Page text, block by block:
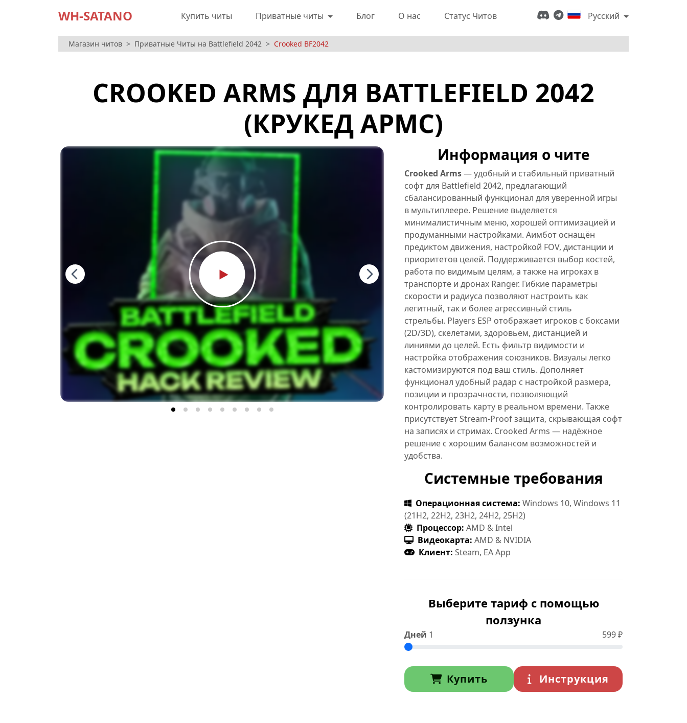
WH-SATANO Купить читы Приватные читы Блог О нас Статус Читов Русский
Магазин читов Приватные Читы на Battlefield 2042 Crooked BF2042
CROOKED ARMS ДЛЯ BATTLEFIELD 2042
(КРУКЕД АРМС)
Информация о чите
Crooked Arms— удобный и стабильный приватный
софт для Battlefield 2042, предлагающий
сбалансированный функционал для уверенной игры
в мультиплеере. Решение выделяется
минималистичным меню, хорошей оптимизацией и
продуманными настройками. Аимбот оснащён
предиктом движения, настройкой FOV, дистанции и
приоритетов целей. Поддерживается выбор костей,
работа по видимым целям, а также на игроках в
транспорте и дронах Ranger. Гибкие параметры
скорости и радиуса позволяют настроить как
легитный, так и более агрессивный стиль
стрельбы. Players ESP отображает игроков с боксами
(2D/3D), скелетами, здоровьем, дистанцией и
линиями до целей. Есть фильтр видимости и
настройка отображения союзников. Визуалы легко
кастомизируются под ваш стиль. Дополняет
функционал удобный радар с настройкой размера,
позиции и прозрачности, позволяющий
контролировать карту в реальном времени. Также
присутствует Stream-Proof защита, скрывающая софт
на записях и стримах. Crooked Arms — надёжное
решение с хорошим балансом возможностей и
удобства.
Системные требования
Операционная система: Windows 10, Windows 11
(21H2, 22H2, 23H2, 24H2, 25H2)
Процессор: AMD & Intel
Видеокарта: AMD & NVIDIA
Клиент: Steam, EA App
Выберите тариф с помощью
ползунка
Дней 1 599₽
Купить Инструкция